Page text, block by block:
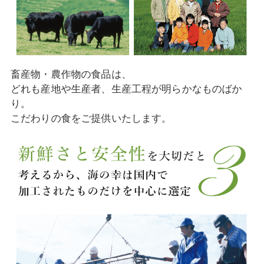
畜産物・農作物の食品は、
どれも産地や生産者、生産工程が明らかなものばか
り。
こだわりの食をご提供いたします。